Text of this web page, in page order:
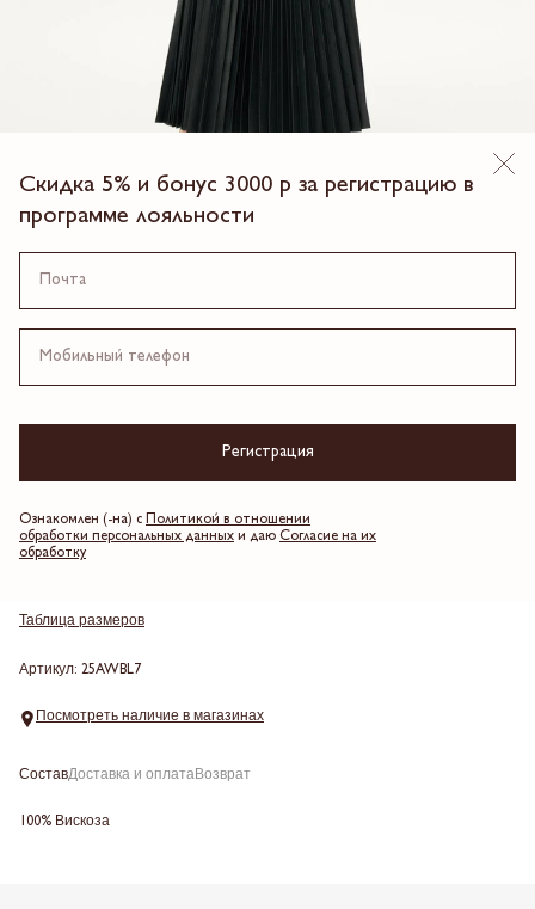
Скидка 5% и бонус 3000 р за регистрацию в
программе лояльности
Регистрация
Ознакомлен (-на) с
Политикой в отношении
обработки персональных данных и даю Согласие на их
обработку
9 990.00 ₽
4 платежа по 2,497.5 ₽
Выберите размер
Таблица размеров
Артикул: 25AWBL7
Посмотреть наличие в магазинах
СоставДоставка и оплатаВозврат
100% Вискоза